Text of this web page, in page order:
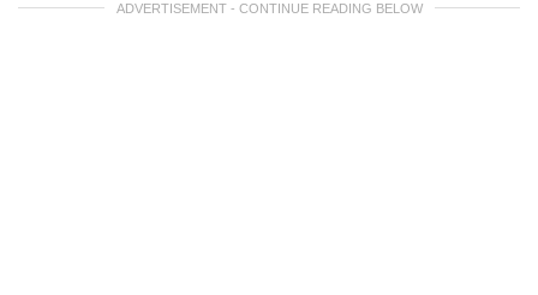
ADVERTISEMENT - CONTINUE READING BELOW